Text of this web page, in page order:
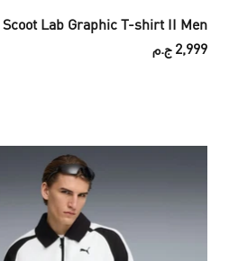
Scoot Lab Graphic T-shirt II Men
2,999 ج.م